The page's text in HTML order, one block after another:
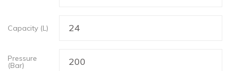
Capacity (L)
Pressure
(Bar)